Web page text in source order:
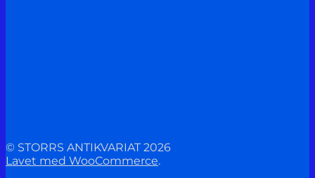
© STORRS ANTIKVARIAT 2026
Lavet med WooCommerce.